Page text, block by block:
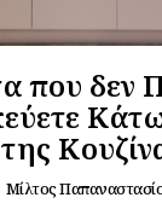
που δεν
Μίλτος